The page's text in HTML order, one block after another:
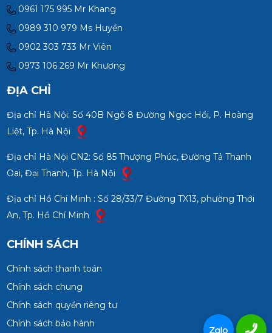
0961 175 995 Mr Khang
0989 310 979 Ms Huyền
0902 303 733 Mr Viên
0973 106 269 Mr Khương
ĐỊA CHỈ
Địa chỉ Hà Nội: Số 40B Ngõ 8 Đường Ngọc Hồi, P. Hoàng
Liệt, Tp. Hà Nội
Địa chỉ Hà Nội CN2: Số 85 Thượng Phúc, Đường Tả Thanh
Oai, Đại Thanh, Tp. Hà Nội
Địa chỉ Hồ Chí Minh : Số 28/33/7 Đường TX13, phường Thới
An, Tp. Hồ Chí Minh
CHÍNH SÁCH
Chính sách thanh toán
Chính sách chung
Chính sách quyền riêng tư
Chính sách bảo hành